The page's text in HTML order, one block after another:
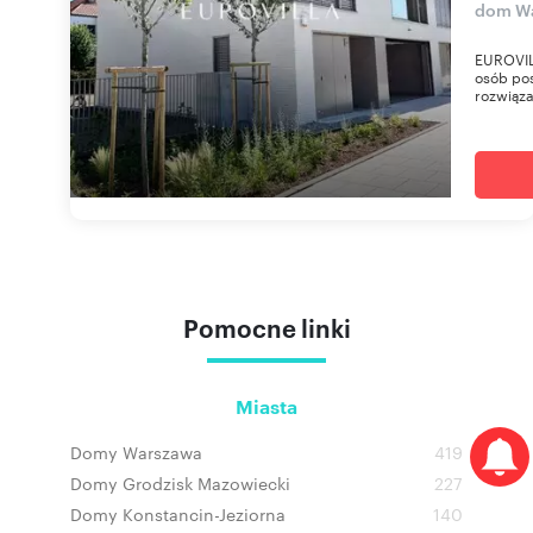
dom
osób
Pomocne linki
Miasta
Domy Warszawa
419
Domy Grodzisk Mazowiecki
227
Domy Konstancin-Jeziorna
140